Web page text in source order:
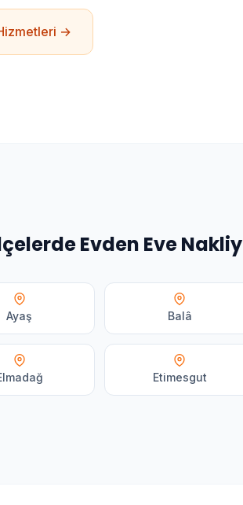
→
Evden Eve
Ayaş Balâ
Etimesgut